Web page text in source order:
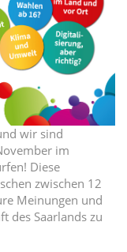
wir sind
im
Diese
zwischen 12
Meinungen und
des Saarlands zu